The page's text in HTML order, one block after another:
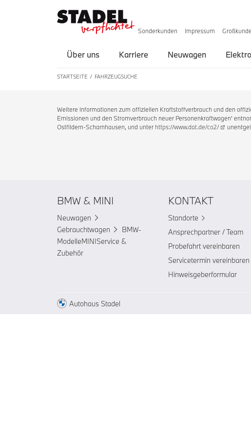
Sonderkunden Impressum
Über uns Karriere Neuwagen
STARTSEITE FAHRZEUGSUCHE
Weitere Informationen zum offiziellen Kraftstoffverbrauch und den
Emissionen und den Stromverbrauch neuer Personenkraftwagen'
Ostfildern-Scharnhausen, und unter https://www.dat.de/co2/
BMW & MINI
Neuwagen
Gebrauchtwagen
BMW-
ModelleMINIService &
Zubehör
KONTAKT
Standorte
Ansprechpartner / Team
Probefahrt vereinbaren
Servicetermin vereinbaren
Hinweisgeberformular
Autohaus Stadel